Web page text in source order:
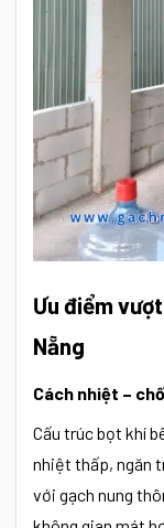
Ưu điểm
Nẵng
Cách nhiệt –
Cấu trúc bọt khí
nhiệt thấp, ngăn
với gạch nung